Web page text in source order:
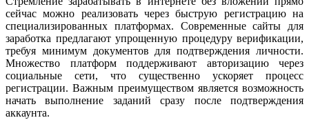
сейчас можно реализовать через быструю регистрацию на
специализированных платформах. Современные сайты для
заработка предлагают упрощенную процедуру верификации,
требуя минимум документов для подтверждения личности.
Множество платформ поддерживают авторизацию через
социальные сети, что существенно ускоряет процесс
регистрации. Важным преимуществом является возможность
начать выполнение заданий сразу после подтверждения
аккаунта.